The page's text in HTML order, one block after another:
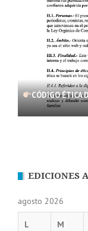
CÓDIGO ÉTICA
EDICIONES
agosto 2026
L M